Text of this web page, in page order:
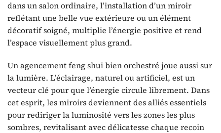
dans un salon ordinaire, l’installation d’un miroir
reflétant une belle vue extérieure ou un élément
décoratif soigné, multiplie l’énergie positive et rend
l’espace visuellement plus grand.
Un agencement feng shui bien orchestré joue aussi sur
la lumière. L’éclairage, naturel ou artificiel, est un
vecteur clé pour que l’énergie circule librement. Dans
cet esprit, les miroirs deviennent des alliés essentiels
pour rediriger la luminosité vers les zones les plus
sombres, revitalisant avec délicatesse chaque recoin